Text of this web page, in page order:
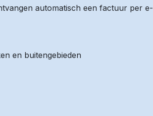
automatisch een factuur per e-
en buitengebieden